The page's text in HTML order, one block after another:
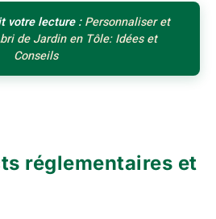
votre lecture :Personnaliser et
de Jardin en Tôle: Idées et
Conseils
réglementaires et